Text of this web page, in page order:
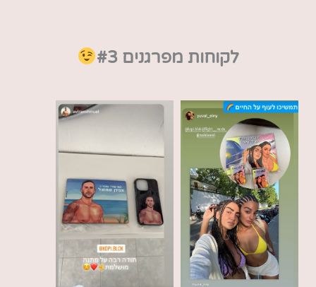
לקוחות מפרגנים #3